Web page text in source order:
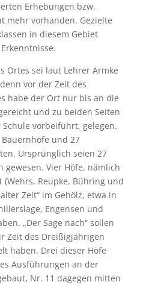
Erhebungen bzw.
mehr vorhanden. Gezielte
in diesem Gebiet
Ortes sei laut Lehrer Armke
vor der Zeit des
habe der Ort nur bis an die
und zu beiden Seiten
vorbeiführt, gelegen.
und 27
Ursprünglich seien 27
gewesen. Vier Höfe, nämlich
(Wehrs, Reupke, Bühring und
Zeit“ im Gehölz, etwa in
Engensen und
„Der Sage nach“ sollen
Zeit des Dreißigjährigen
haben. Drei dieser Höfe
Ausführungen an der
Nr. 11 dagegen mitten